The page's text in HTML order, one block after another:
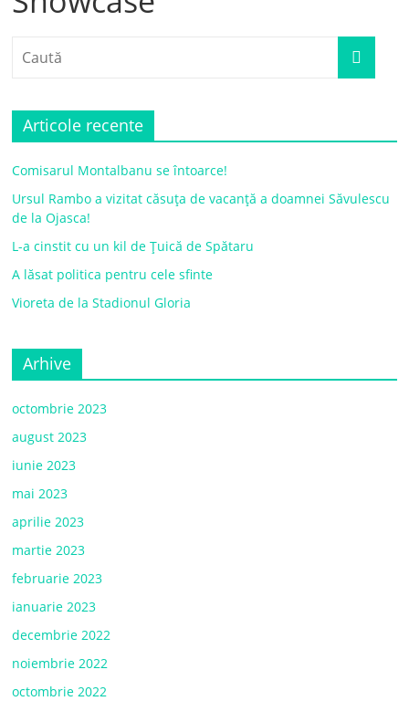
Articole recente
Comisarul Montalbanu se întoarce!
Ursul Rambo a vizitat căsuța de vacanță a doamnei Săvulescu
de la Ojasca!
L-a cinstit cu un kil de Țuică de Spătaru
A lăsat politica pentru cele sfinte
Vioreta de la Stadionul Gloria
Arhive
octombrie 2023
august 2023
iunie 2023
mai 2023
aprilie 2023
martie 2023
februarie 2023
ianuarie 2023
decembrie 2022
noiembrie 2022
octombrie 2022